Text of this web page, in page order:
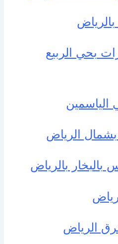
بحي الربيع
الياسمين
الرياض
بالرياض
الرياض